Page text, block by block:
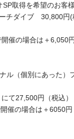
SP取得を希望のお客様
チダイブ 30,800円(
催の場合は＋6,050
ル（個別にあった）
て27,500円（税込）
催の場合は＋6050円